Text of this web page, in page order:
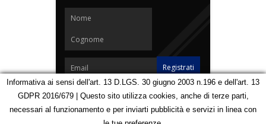
Homepage Notizie Speciali Eventi Foto Carnevale
Partners Contatti
Informativa ai sensi dell'art. 13 D.LGS. 30 giugno 2003 n.196 e dell'art. 13
GDPR 2016/679 | Questo sito utilizza cookies, anche di terze parti,
necessari al funzionamento e per inviarti pubblicità e servizi in linea con